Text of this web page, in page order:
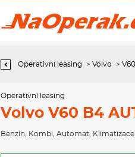
Operativní leasing Volvo V60 B4 AUT BRIGHT PLUS
Operativní leasing > Volvo > V60
Operativní leasing
Volvo V60 B4
Benzín Kombi Automat Klimatizace